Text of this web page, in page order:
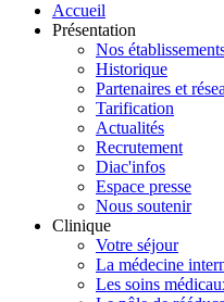
Accueil
Présentation
Nos
Historique
Partenaires et
Tarification
Actualités
Recrutement
Diac'infos
Espace presse
Nous soutenir
Clinique
Votre séjour
La médecine
Les soins